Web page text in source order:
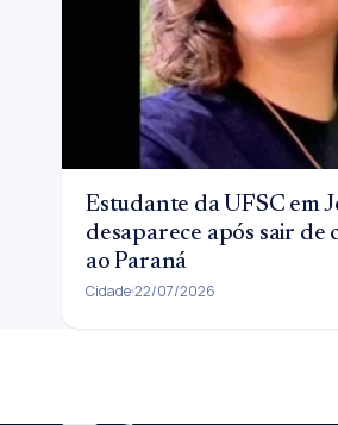
Estudante da UFSC em
desaparece após sair de
ao Paraná
Cidade22/07/2026